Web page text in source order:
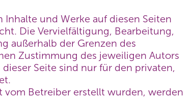
und Werke auf diesen Seiten
Die Vervielfältigung, Bearbeitung,
außerhalb der Grenzen des
Zustimmung des jeweiligen Autors
Seite sind nur für den privaten,
vom Betreiber erstellt wurden, werden